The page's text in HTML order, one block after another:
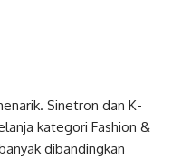
Sinetron dan K-
kategori Fashion &
dibandingkan